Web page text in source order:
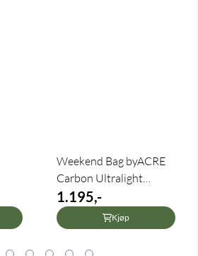
Weekend Bag byACRE
Carbon Ultralight
(Fjord) og ...
1.195,-
Kjøp